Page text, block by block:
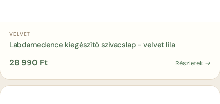
Kosárba
VELVET
Labdamedence kiegészítő szivacslap - velvet lila
28 990 Ft Részletek →